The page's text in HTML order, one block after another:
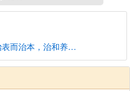
道其顺乎，承天而时行
柔顺，但行动起来却
柔软的就是水，而最厉害
动起来，任何东西也比不
中医养生学强调治病不治表而治本，治和养兼顾是有必要的